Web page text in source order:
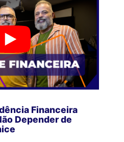
Financeira
Depender de